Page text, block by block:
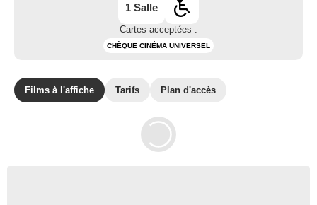
1 Salle
Cartes acceptées :
CHÈQUE CINÉMA UNIVERSEL
Films à l'affiche Tarifs Plan d'accès